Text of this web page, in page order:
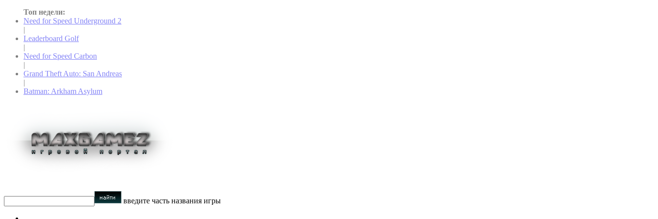
Топ недели:
Need for Speed Underground 2
|
Leaderboard Golf
|
Need for Speed Carbon
|
Grand Theft Auto: San Andreas
|
Batman: Arkham Asylum
введите часть названия игры